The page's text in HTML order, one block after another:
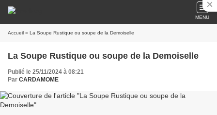
MENU
Accueil » La Soupe Rustique ou soupe de la Demoiselle
La Soupe Rustique ou soupe de la Demoiselle
Publié le 25/11/2024 à 08:21
Par CARDAMOME